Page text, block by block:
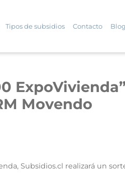
Tipos de subsidios Contacto Blog
Movendo
Subsidios.cl realizará un